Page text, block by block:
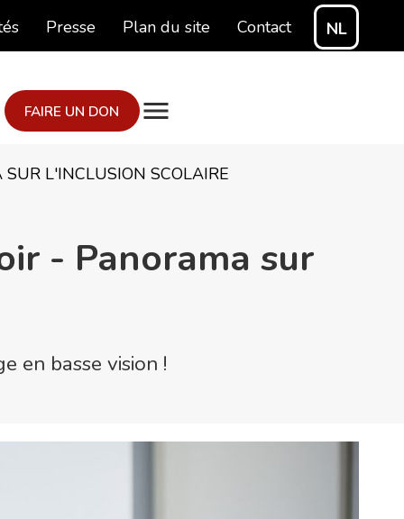
Presse Plan du site Contact NL
FAIRE UN DON
L'INCLUSION SCOLAIRE
- Panorama sur
en basse vision !